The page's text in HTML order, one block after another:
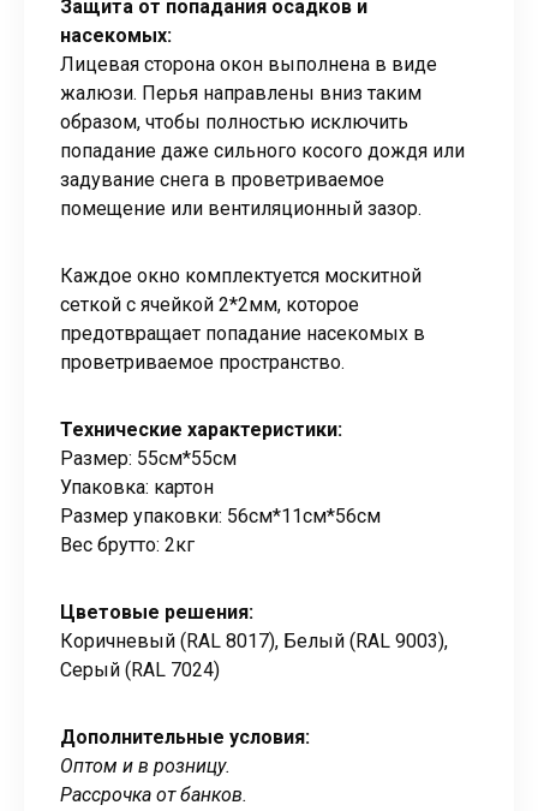
Защита от попадания осадков и
насекомых:
Лицевая сторона окон выполнена в виде
жалюзи. Перья направлены вниз таким
образом, чтобы полностью исключить
попадание даже сильного косого дождя или
задувание снега в проветриваемое
помещение или вентиляционный зазор.
Каждое окно комплектуется москитной
сеткой с ячейкой 2*2мм, которое
предотвращает попадание насекомых в
проветриваемое пространство.
Технические характеристики:
Размер: 55см*55см
Упаковка: картон
Размер упаковки: 56см*11см*56см
Вес брутто: 2кг
Цветовые решения:
Коричневый (RAL 8017), Белый (RAL 9003),
Серый (RAL 7024)
Дополнительные условия:
Оптом и в розницу.
Рассрочка от банков.